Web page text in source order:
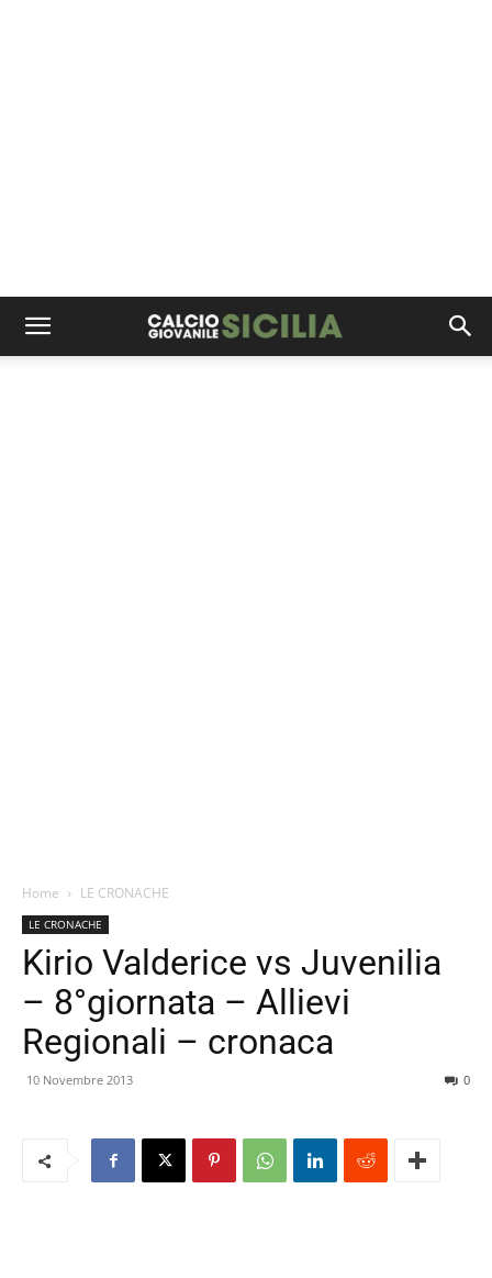
Home LE CRONACHE
LE CRONACHE
Kirio Valderice vs Juvenilia
– 8°giornata – Allievi
Regionali – cronaca
10 Novembre 2013 0